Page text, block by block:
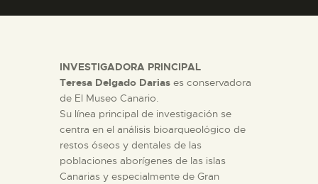
EL MUSEO
COLECCIONES
DIDÁCTICA
INVESTIGADORA PRINCIPAL
Teresa Delgado Darias es conservadora
de El Museo Canario.
Su línea principal de investigación se
centra en el análisis bioarqueológico de
restos óseos y dentales de las
poblaciones aborígenes de las islas
Canarias y especialmente de Gran